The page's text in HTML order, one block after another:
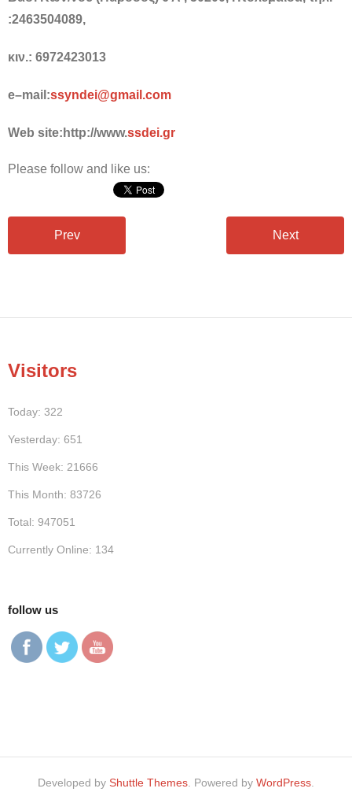
:2463504089,
κιν.: 6972423013
e–mail :ssyndei@gmail .com
Web site:http://www.ssdei.gr
Please follow and like us:
Prev Next
Visitors
Today: 322
Yesterday: 651
This Week: 21666
This Month: 83726
Total: 947051
Currently Online: 134
follow us
Developed by Shuttle Themes . Powered by WordPress